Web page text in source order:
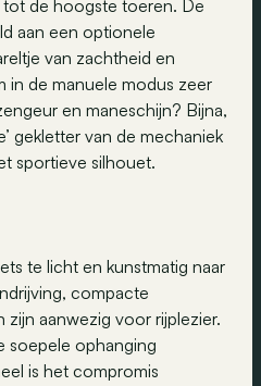
de hoogste toeren. De
aan een optionele
van zachtheid en
in de manuele modus zeer
en maneschijn? Bijna,
gekletter van de mechaniek
sportieve silhouet.
te licht en kunstmatig naar
compacte
zijn aanwezig voor rijplezier.
soepele ophanging
is het compromis